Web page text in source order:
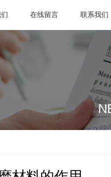
在线留言 联系我们